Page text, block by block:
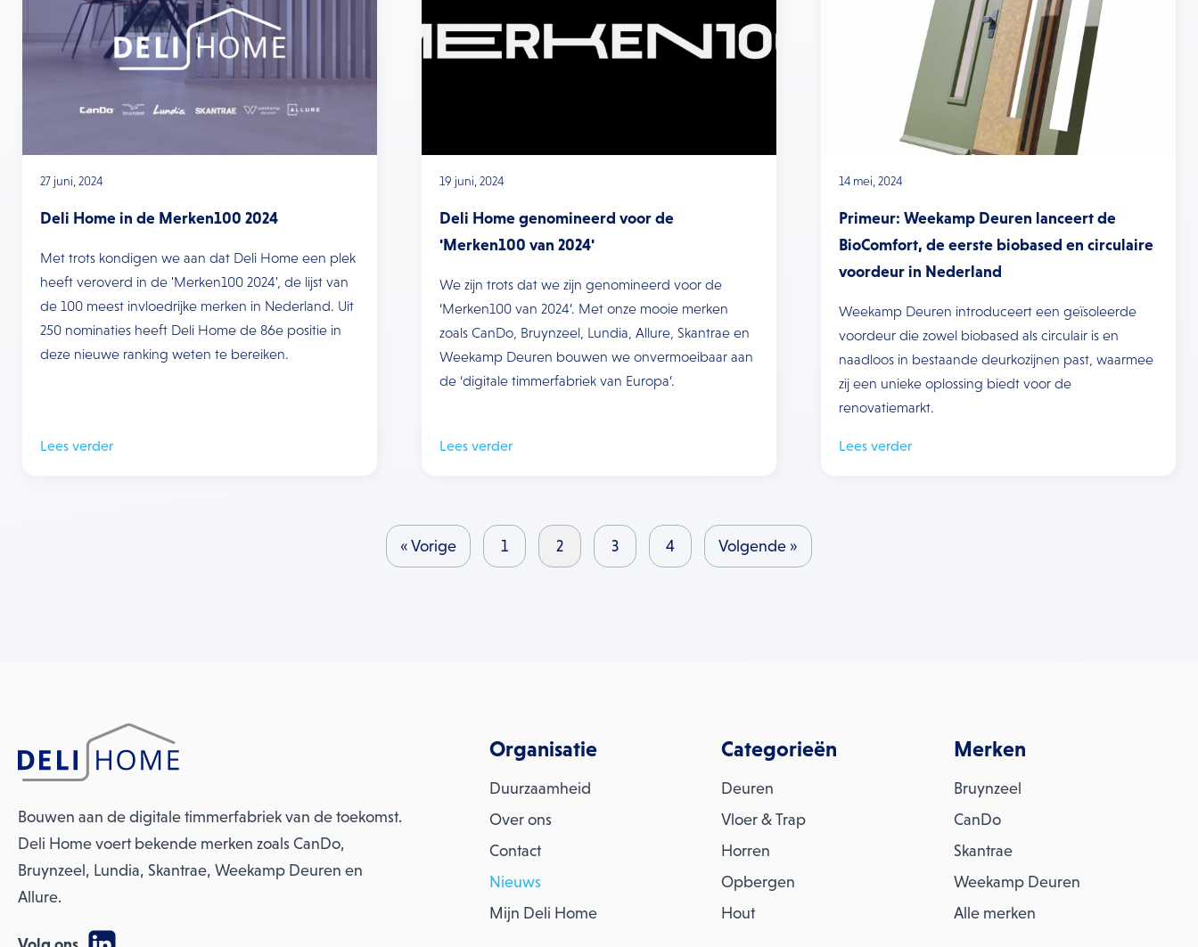
27 juni, 2024
Deli Home in de Merken100 2024
Met trots kondigen we aan dat Deli Home een plek
heeft veroverd in de 'Merken100 2024', de lijst van
de 100 meest invloedrijke merken in Nederland. Uit
250 nominaties heeft Deli Home de 86e positie in
deze nieuwe ranking weten te bereiken.
Lees verder
19 juni, 2024
Deli Home genomineerd voor de
'Merken100 van 2024'
We zijn trots dat we zijn genomineerd voor de
‘Merken100 van 2024’. Met onze mooie merken
zoals CanDo, Bruynzeel, Lundia, Allure, Skantrae en
Weekamp Deuren bouwen we onvermoeibaar aan
de ‘digitale timmerfabriek van Europa’.
Lees verder
14 mei, 2024
Primeur: Weekamp Deuren lanceert de
BioComfort, de eerste biobased en circulaire
voordeur in Nederland
Weekamp Deuren introduceert een geïsoleerde
voordeur die zowel biobased als circulair is en
naadloos in bestaande deurkozijnen past, waarmee
zij een unieke oplossing biedt voor de
renovatiemarkt.
Lees verder
« Vorige 1 2 3 4 Volgende »
Bouwen aan de digitale timmerfabriek van de toekomst.
Deli Home voert bekende merken zoals CanDo,
Bruynzeel, Lundia, Skantrae, Weekamp Deuren en
Allure.
Organisatie
Duurzaamheid
Over ons
Contact
Nieuws
Mijn Deli Home
Categorieën
Deuren
Vloer & Trap
Horren
Opbergen
Hout
Merken
Bruynzeel
CanDo
Skantrae
Weekamp Deuren
Alle merken